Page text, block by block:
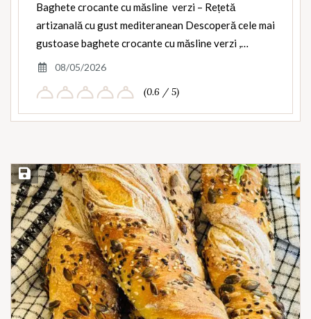
Baghete crocante cu măsline verzi – Rețetă
artizanală cu gust mediteranean Descoperă cele mai
gustoase baghete crocante cu măsline verzi ,…
08/05/2026
(0.6 / 5)
Save Recipe